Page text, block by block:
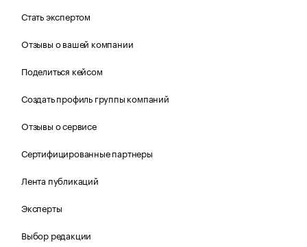
Стать экспертом
Отзывы о вашей компании
Поделиться кейсом
Создать профиль группы компаний
Отзывы о сервисе
Сертифицированные партнеры
Лента публикаций
Эксперты
Выбор редакции